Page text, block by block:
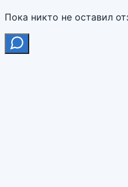
Пока никто не оставил